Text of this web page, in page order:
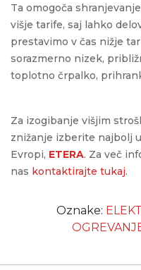
Ta omogoča
višje tarife, saj lahko
prestavimo v čas nižje
sorazmerno nizek,
toplotno črpalko,
Za izogibanje višjim
znižanje izberite najbolj
Evropi, ETERA. Za več
nas kontaktirajte tukaj.
Oznake: